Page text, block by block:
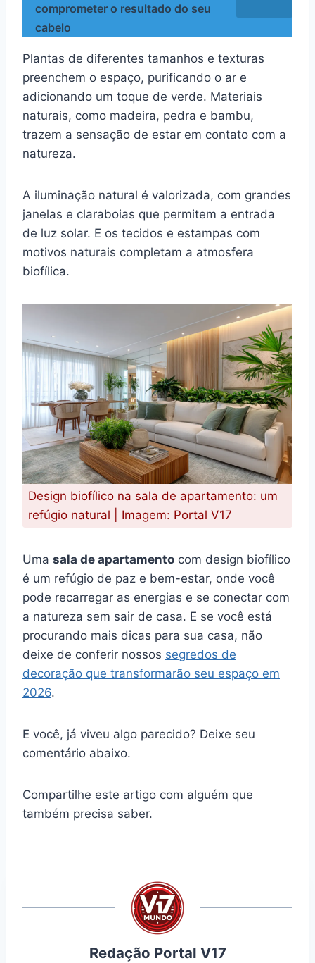
comprometer o resultado do seu
cabelo
Plantas de diferentes tamanhos e texturas
preenchem o espaço, purificando o ar e
adicionando um toque de verde. Materiais
naturais, como madeira, pedra e bambu,
trazem a sensação de estar em contato com a
natureza.
A iluminação natural é valorizada, com grandes
janelas e claraboias que permitem a entrada
de luz solar. E os tecidos e estampas com
motivos naturais completam a atmosfera
biofílica.
Design biofílico na sala de apartamento: um
refúgio natural | Imagem: Portal V17
Uma sala de apartamento com design biofílico
é um refúgio de paz e bem-estar, onde você
pode recarregar as energias e se conectar com
a natureza sem sair de casa. E se você está
procurando mais dicas para sua casa, não
deixe de conferir nossos segredos de
decoração que transformarão seu espaço em
2026.
E você, já viveu algo parecido? Deixe seu
comentário abaixo.
Compartilhe este artigo com alguém que
também precisa saber.
Redação Portal V17